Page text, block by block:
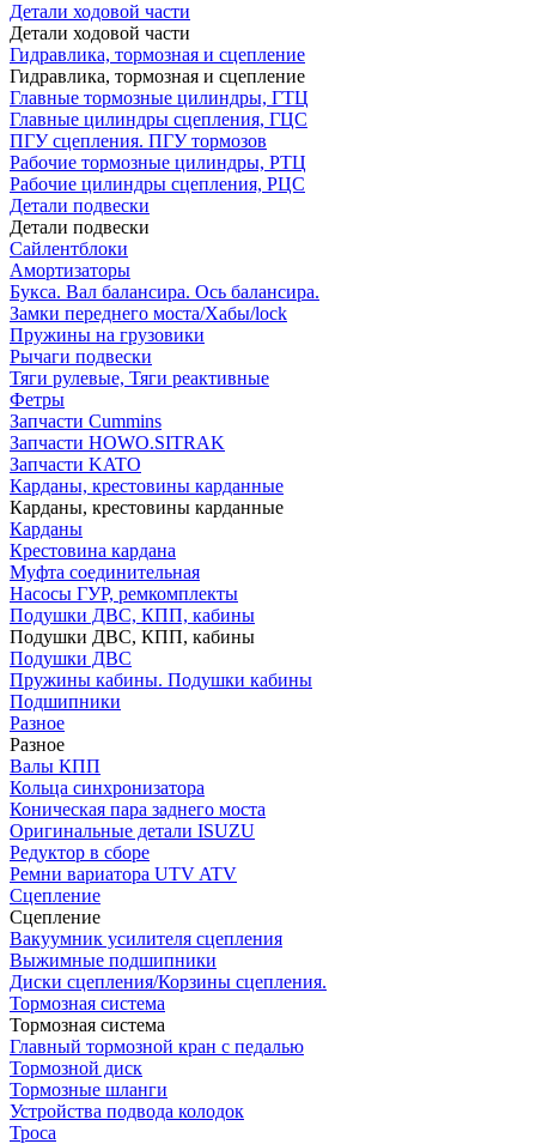
Детали ходовой части
Детали ходовой части
Гидравлика, тормозная и сцепление
Гидравлика, тормозная и сцепление
Главные тормозные цилиндры, ГТЦ
Главные цилиндры сцепления, ГЦС
ПГУ сцепления. ПГУ тормозов
Рабочие тормозные цилиндры, РТЦ
Рабочие цилиндры сцепления, РЦС
Детали подвески
Детали подвески
Cайлентблоки
Амортизаторы
Букса. Вал балансира. Ось балансира.
Замки переднего моста/Хабы/lock
Пружины на грузовики
Рычаги подвески
Тяги рулевые, Тяги реактивные
Фетры
Запчасти Cummins
Запчасти HOWO.SITRAK
Запчасти KATO
Карданы, крестовины карданные
Карданы, крестовины карданные
Карданы
Крестовина кардана
Муфта соединительная
Насосы ГУР, ремкомплекты
Подушки ДВС, КПП, кабины
Подушки ДВС, КПП, кабины
Подушки ДВС
Пружины кабины. Подушки кабины
Подшипники
Разное
Разное
Валы КПП
Кольца синхронизатора
Коническая пара заднего моста
Оригинальные детали ISUZU
Редуктор в сборе
Ремни вариатора UTV ATV
Сцепление
Сцепление
Вакуумник усилителя сцепления
Выжимные подшипники
Диски сцепления/Корзины сцепления.
Тормозная система
Тормозная система
Главный тормозной кран с педалью
Тормозной диск
Тормозные шланги
Устройства подвода колодок
Троса